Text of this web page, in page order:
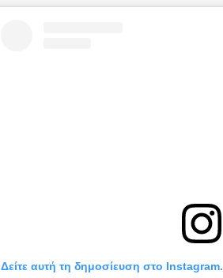
Δείτε αυτή τη δημοσίευση στο Instagram.